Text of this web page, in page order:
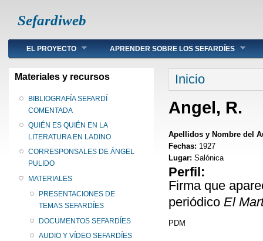
Sefardiweb
Main menu
EL PROYECTO APRENDER SOBRE LOS SEFARDÍES
Materiales y recursos
BIBLIOGRAFÍA SEFARDÍ
COMENTADA
QUIÉN ES QUIÉN EN LA
LITERATURA EN LADINO
CORRESPONSALES DE ÁNGEL
PULIDO
MATERIALES
PRESENTACIONES DE
TEMAS SEFARDÍES
DOCUMENTOS SEFARDÍES
AUDIO Y VÍDEO SEFARDÍES
Se encuentra
Inicio
Angel, R.
Apellidos y Nombre del
Fechas: 1927
Lugar: Salónica
Perfil:
Firma que
periódico El
PDM